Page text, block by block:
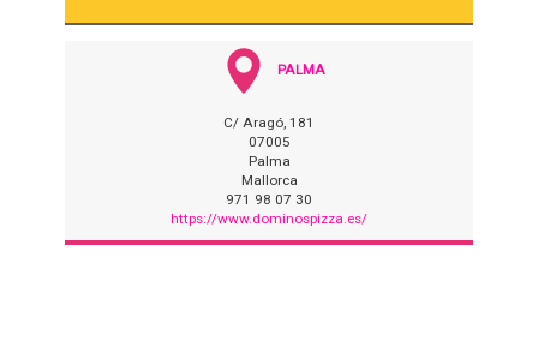
PALMA
C/ Aragó, 181
07005
Palma
Mallorca
971 98 07 30
https://www.dominospizza.es/